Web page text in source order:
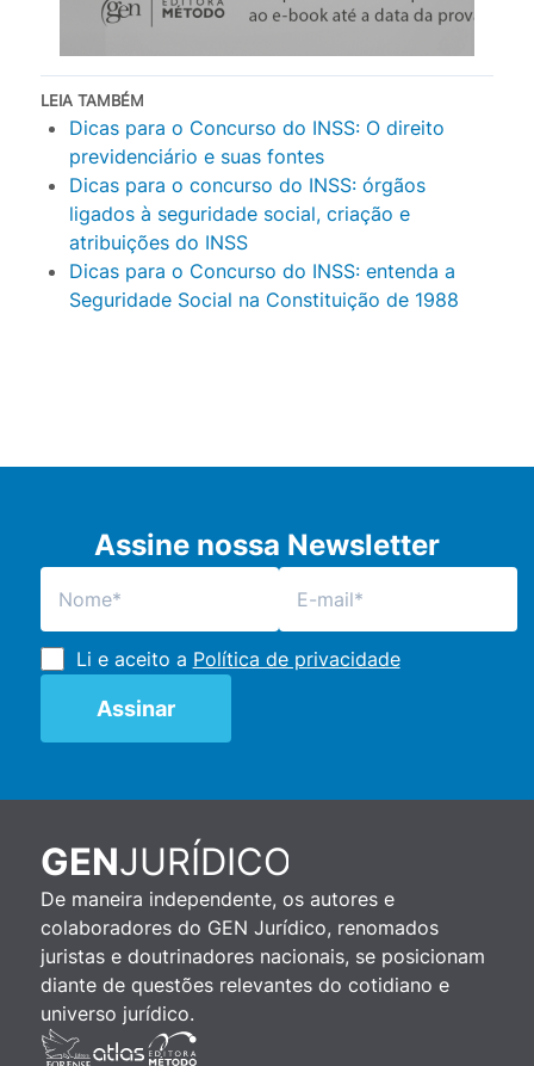
LEIA TAMBÉM
Dicas para o Concurso do INSS: O direito
previdenciário e suas fontes
Dicas para o concurso do INSS: órgãos
ligados à seguridade social, criação e
atribuições do INSS
Dicas para o Concurso do INSS: entenda a
Seguridade Social na Constituição de 1988
Assine nossa Newsletter
Li e aceito a Política de privacidade
GENJURÍDICO
De maneira independente, os autores e
colaboradores do GEN Jurídico, renomados
juristas e doutrinadores nacionais, se posicionam
diante de questões relevantes do cotidiano e
universo jurídico.